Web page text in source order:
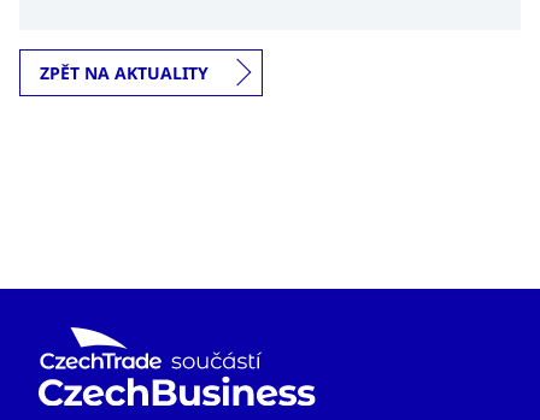
globálním kosmickém průmyslu.
ZPĚT NA AKTUALITY